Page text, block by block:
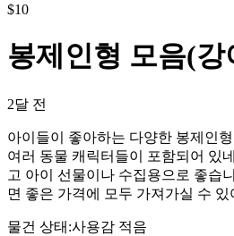
$10
봉제인형 모음(
2달 전
아이들이 좋아하는 다양한 봉제인
여러 동물 캐릭터들이 포함되어 있
고 아이 선물이나 수집용으로 좋습
면 좋은 가격에 모두 가져가실 수 있
물건 상태 :사용감 적음